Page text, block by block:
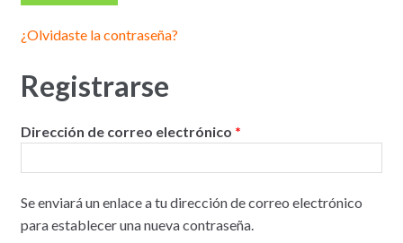
¿Olvidaste la contraseña?
Registrarse
Dirección de correo electrónico *Obligatorio
Se enviará un enlace a tu dirección de correo electrónico
para establecer una nueva contraseña.